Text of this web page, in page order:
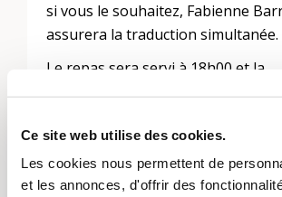
Ce site web utilise des cookies.
Les cookies nous permettent de
et les annonces, d'offrir des
si vous le souhaitez, Fabienne
assurera la traduction simultanée.
Le repas sera servi à 18h00 et la